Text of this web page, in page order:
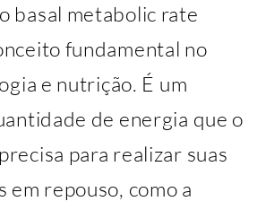
basal metabolic rate
fundamental no
e nutrição. É um
de energia que o
para realizar suas
em repouso, como a